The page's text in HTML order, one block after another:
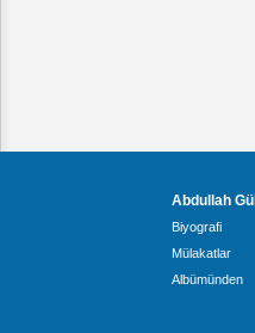
Abdullah Gül
Biyografi
Mülakatlar
Albümünden